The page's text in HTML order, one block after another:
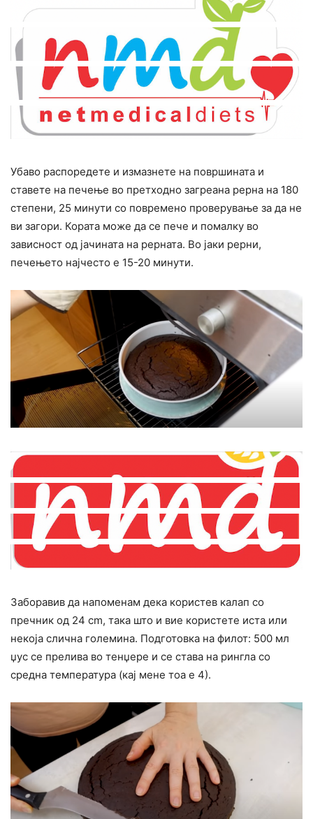
Убаво распоредете и измазнете на површината и
ставете на печење во претходно загреана рерна на 180
степени, 25 минути со повремено проверување за да не
ви загори. Кората може да се пече и помалку во
зависност од јачината на рерната. Во јаки рерни,
печењето најчесто е 15-20 минути.
Заборавив да напоменам дека користев калап со
пречник од 24 cm, така што и вие користете иста или
некоја слична големина. Подготовка на филот: 500 мл
џус се прелива во тенџере и се става на рингла со
средна температура (кај мене тоа е 4).